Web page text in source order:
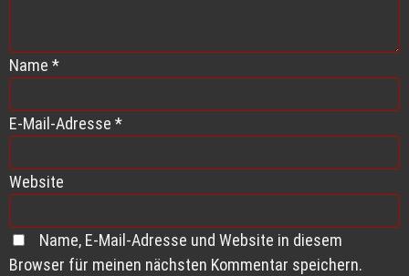
Name *
E-Mail-Adresse *
Website
Name, E-Mail-Adresse und Website in diesem
Browser für meinen nächsten Kommentar speichern.